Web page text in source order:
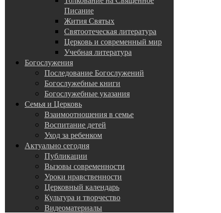
Писание
Жития Святых
Святоотеческая литература
Церковь и современный мир
Учебная литература
Богослужения
Последование Богослужений
Богослужебные книги
Богослужебные указания
Семья и Церковь
Взаимоотношения в семье
Воспитание детей
Уход за ребенком
Актуально сегодня
Публикации
Вызовы современности
Уроки нравственности
Церковный календарь
Культура и творчество
Видеоматериалы